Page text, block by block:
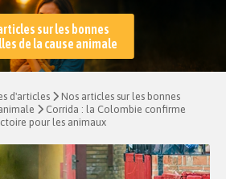
sur les bonnes
de la cause animale
d'articles
Nos articles sur les bonnes
Corrida : la Colombie confirme
pour les animaux